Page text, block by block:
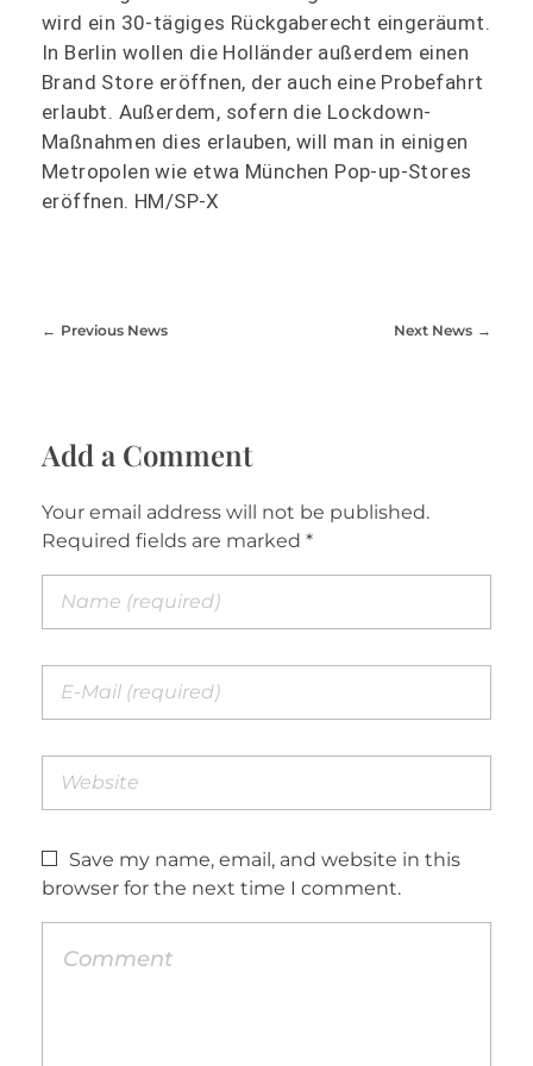
wird ein 30-tägiges Rückgaberecht eingeräumt.
In Berlin wollen die Holländer außerdem einen
Brand Store eröffnen, der auch eine Probefahrt
erlaubt. Außerdem, sofern die Lockdown-
Maßnahmen dies erlauben, will man in einigen
Metropolen wie etwa München Pop-up-Stores
eröffnen. HM/SP-X
Previous News Next News
Add a Comment
Your email address will not be published.
Required fields are marked *
Save my name, email, and website in this
browser for the next time I comment.